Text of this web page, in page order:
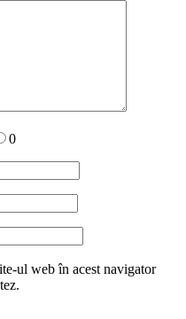
0
ul web în acest navigator